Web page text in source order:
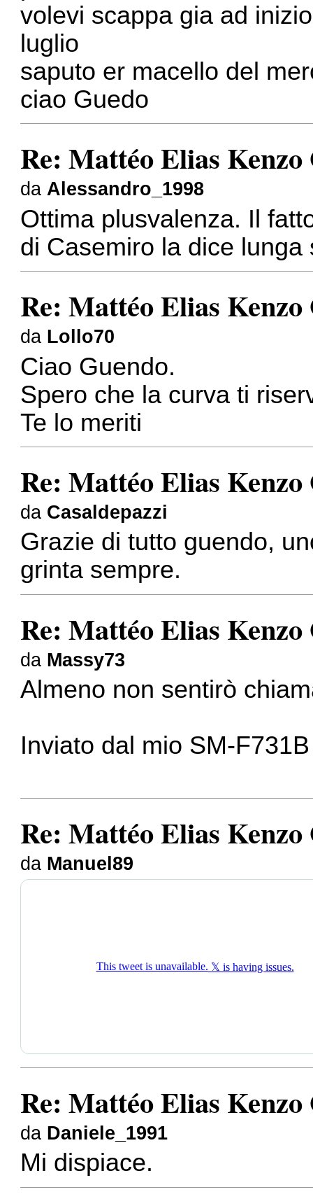
volevi scappa gia ad inizio
luglio
saputo er macello del
ciao Guedo
Re: Mattéo Elias
daAlessandro_1998
Ottima plusvalenza. Il
di Casemiro la dice
Re: Mattéo Elias
da Lollo70
Ciao Guendo.
Spero che la curva ti
Te lo meriti
Re: Mattéo Elias
da Casaldepazzi
Grazie di tutto guendo,
grinta sempre.
Re: Mattéo Elias
da Massy73
Almeno non sentirò
Inviato dal mio SM-
Re: Mattéo Elias
da Manuel89
Re: Mattéo Elias
da Daniele_1991
Mi dispiace.